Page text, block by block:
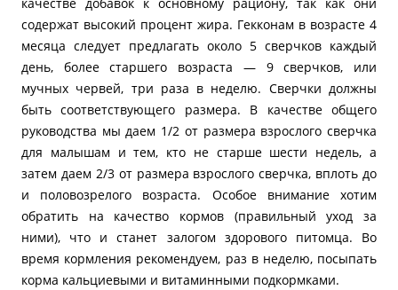
качестве добавок к основному рациону, так как они
содержат высокий процент жира. Гекконам в возрасте 4
месяца следует предлагать около 5 сверчков каждый
день, более старшего возраста — 9 сверчков, или
мучных червей, три раза в неделю. Сверчки должны
быть соответствующего размера. В качестве общего
руководства мы даем 1/2 от размера взрослого сверчка
для малышам и тем, кто не старше шести недель, а
затем даем 2/3 от размера взрослого сверчка, вплоть до
и половозрелого возраста. Особое внимание хотим
обратить на качество кормов (правильный уход за
ними), что и станет залогом здорового питомца. Во
время кормления рекомендуем, раз в неделю, посыпать
корма кальциевыми и витаминными подкормками.